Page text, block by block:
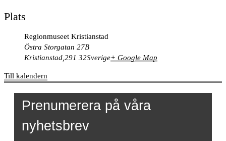
Plats
Regionmuseet Kristianstad
Östra Storgatan 27B
Kristianstad 291 32Sverige+ Google Map
Till kalendern
Prenumerera på våra
nyhetsbrev